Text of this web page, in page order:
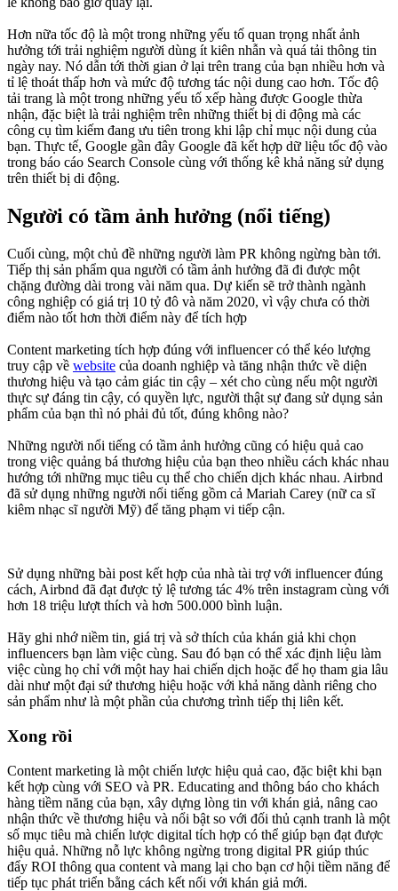
Hơn nữa tốc độ là một trong những yếu tố quan trọng nhất ảnh
hưởng tới trải nghiệm người dùng ít kiên nhẫn và quá tải thông tin
ngày nay. Nó dẫn tới thời gian ở lại trên trang của bạn nhiều hơn và
tỉ lệ thoát thấp hơn và mức độ tương tác nội dung cao hơn. Tốc độ
tải trang là một trong những yếu tố xếp hàng được Google thừa
nhận, đặc biệt là trải nghiệm trên những thiết bị di động mà các
công cụ tìm kiếm đang ưu tiên trong khi lập chỉ mục nội dung của
bạn. Thực tế, Google gần đây Google đã kết hợp dữ liệu tốc độ vào
trong báo cáo Search Console cùng với thống kê khả năng sử dụng
trên thiết bị di động.
Người có tầm ảnh hưởng (nổi tiếng)
Cuối cùng, một chủ đề những người làm PR không ngừng bàn tới.
Tiếp thị sản phẩm qua người có tầm ảnh hưởng đã đi được một
chặng đường dài trong vài năm qua. Dự kiến sẽ trở thành ngành
công nghiệp có giá trị 10 tỷ đô và năm 2020, vì vậy chưa có thời
điểm nào tốt hơn thời điểm này để tích hợp
Content marketing tích hợp đúng với influencer có thể kéo lượng
truy cập về website của doanh nghiệp và tăng nhận thức về diện
thương hiệu và tạo cảm giác tin cậy – xét cho cùng nếu một người
thực sự đáng tin cậy, có quyền lực, người thật sự đang sử dụng sản
phẩm của bạn thì nó phải đủ tốt, đúng không nào?
Những người nổi tiếng có tầm ảnh hưởng cũng có hiệu quả cao
trong việc quảng bá thương hiệu của bạn theo nhiều cách khác nhau
hướng tới những mục tiêu cụ thể cho chiến dịch khác nhau. Airbnd
đã sử dụng những người nổi tiếng gồm cả Mariah Carey (nữ ca sĩ
kiêm nhạc sĩ người Mỹ) để tăng phạm vi tiếp cận.
Sử dụng những bài post kết hợp của nhà tài trợ với influencer đúng
cách, Airbnd đã đạt được tỷ lệ tương tác 4% trên instagram cùng với
hơn 18 triệu lượt thích và hơn 500.000 bình luận.
Hãy ghi nhớ niềm tin, giá trị và sở thích của khán giả khi chọn
influencers bạn làm việc cùng. Sau đó bạn có thể xác định liệu làm
việc cùng họ chỉ với một hay hai chiến dịch hoặc để họ tham gia lâu
dài như một đại sứ thương hiệu hoặc với khả năng dành riêng cho
sản phẩm như là một phần của chương trình tiếp thị liên kết.
Xong rồi
Content marketing là một chiến lược hiệu quả cao, đặc biệt khi bạn
kết hợp cùng với SEO và PR. Educating and thông báo cho khách
hàng tiềm năng của bạn, xây dựng lòng tin với khán giả, nâng cao
nhận thức về thương hiệu và nổi bật so với đối thủ cạnh tranh là một
số mục tiêu mà chiến lược digital tích hợp có thể giúp bạn đạt được
hiệu quả. Những nỗ lực không ngừng trong digital PR giúp thúc
đẩy ROI thông qua content và mang lại cho bạn cơ hội tiềm năng để
tiếp tục phát triển bằng cách kết nối với khán giả mới.